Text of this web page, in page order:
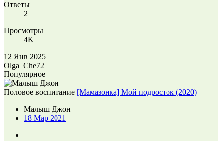
Ответы
2
Просмотры
4K
12 Янв 2025
Olga_Che72
Популярное
Половое воспитание [Мамазонка] Мой подросток (2020)
Малыш Джон
18 Мар 2021